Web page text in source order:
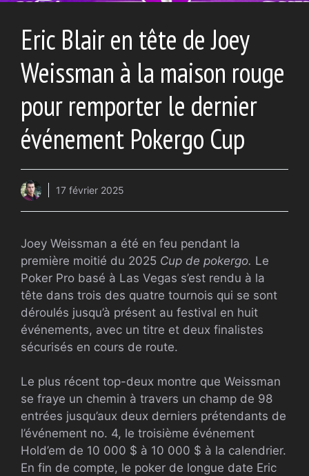
Eric Blair en tête de Joey
Weissman à la maison rouge
pour remporter le dernier
événement Pokergo Cup
17 février 2025
Joey Weissman a été en feu pendant la
première moitié du 2025 Cup de pokergo. Le
Poker Pro basé à Las Vegas s’est rendu à la
tête dans trois des quatre tournois qui se sont
déroulés jusqu’à présent au festival en huit
événements, avec un titre et deux finalistes
sécurisés en cours de route.
Le plus récent top-deux montre que Weissman
se fraye un chemin à travers un champ de 98
entrées jusqu’aux deux derniers prétendants de
l’événement no. 4, le troisième événement
Hold’em de 10 000 $ à 10 000 $ à la calendrier.
En fin de compte, le poker de longue date Eric